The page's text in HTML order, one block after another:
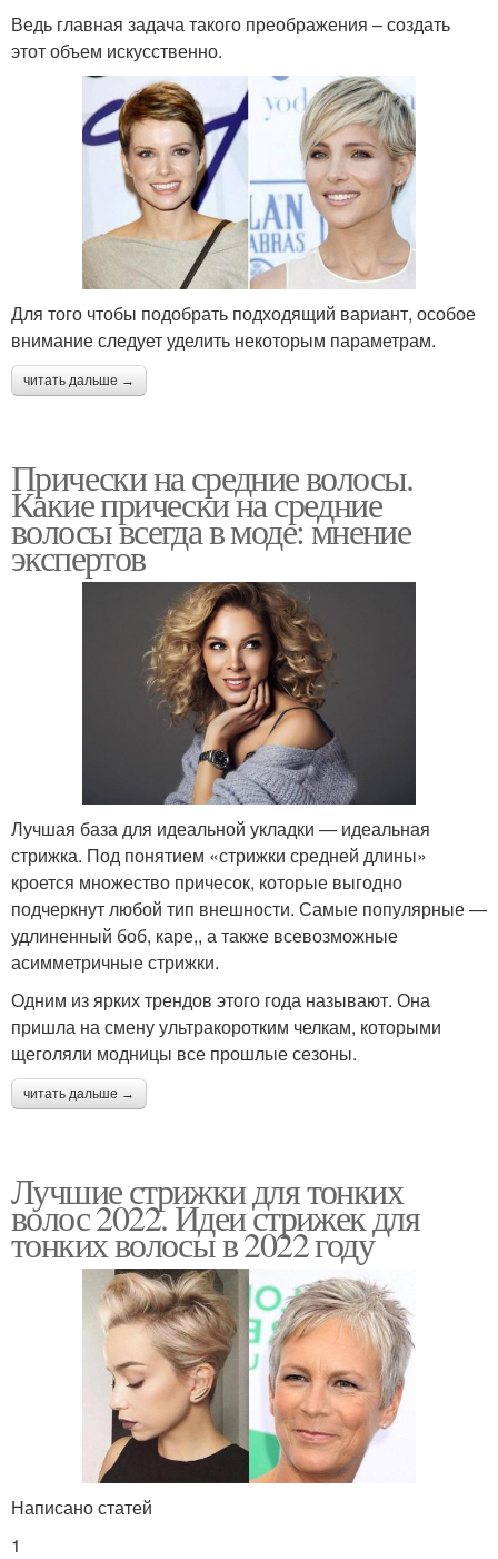
Ведь главная задача такого преображения – создать
этот объем искусственно.
Для того чтобы подобрать подходящий вариант, особое
внимание следует уделить некоторым параметрам.
читать дальше →
Прически на средние волосы.
Какие прически на средние
волосы всегда в моде: мнение
экспертов
Лучшая база для идеальной укладки — идеальная
стрижка. Под понятием «стрижки средней длины»
кроется множество причесок, которые выгодно
подчеркнут любой тип внешности. Самые популярные —
удлиненный боб, каре,, а также всевозможные
асимметричные стрижки.
Одним из ярких трендов этого года называют. Она
пришла на смену ультракоротким челкам, которыми
щеголяли модницы все прошлые сезоны.
читать дальше →
Лучшие стрижки для тонких
волос 2022. Идеи стрижек для
тонких волосы в 2022 году
Написано статей
1